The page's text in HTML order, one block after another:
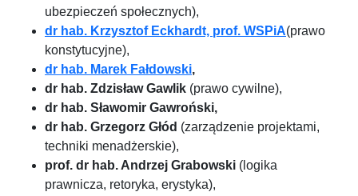
ubezpieczeń społecznych),
dr hab. Krzysztof Eckhardt, prof. WSPiA(prawo
konstytucyjne),
dr hab. Marek Fałdowski,
dr hab. Zdzisław Gawlik (prawo cywilne),
dr hab. Sławomir Gawroński,
dr hab. Grzegorz Głód (zarządzenie projektami,
techniki menadżerskie),
prof. dr hab. Andrzej Grabowski (logika
prawnicza, retoryka, erystyka),